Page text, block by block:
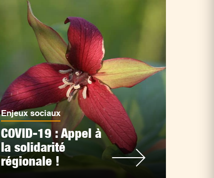
Enjeux sociaux
COVID-19 : Appel à
la solidarité
régionale !